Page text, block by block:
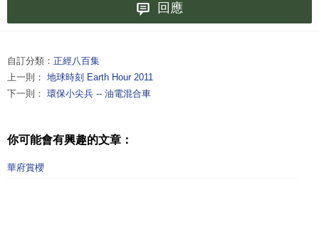
回應
自訂分類： 正經八百集
上一則： 地球時刻 Earth Hour 2011
下一則： 環保小尖兵 -- 油電混合車
你可能會有興趣的文章：
華府賞櫻